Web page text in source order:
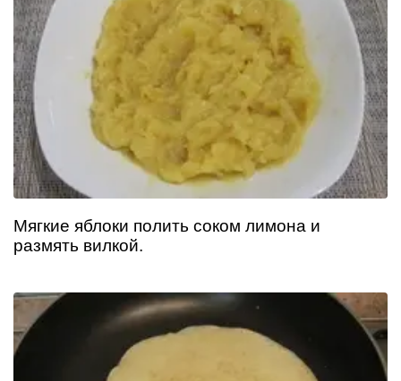
Мягкие яблоки полить соком лимона и
размять вилкой.